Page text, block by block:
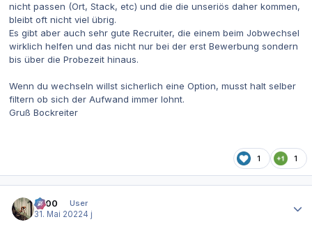
nicht passen (Ort, Stack, etc) und die die unseriös daher kommen,
bleibt oft nicht viel übrig.
Es gibt aber auch sehr gute Recruiter, die einem beim Jobwechsel
wirklich helfen und das nicht nur bei der erst Bewerbung sondern
bis über die Probezeit hinaus.
Wenn du wechseln willst sicherlich eine Option, musst halt selber
filtern ob sich der Aufwand immer lohnt.
Gruß Bockreiter
1 1
0x00
User
31. Mai 20224 j